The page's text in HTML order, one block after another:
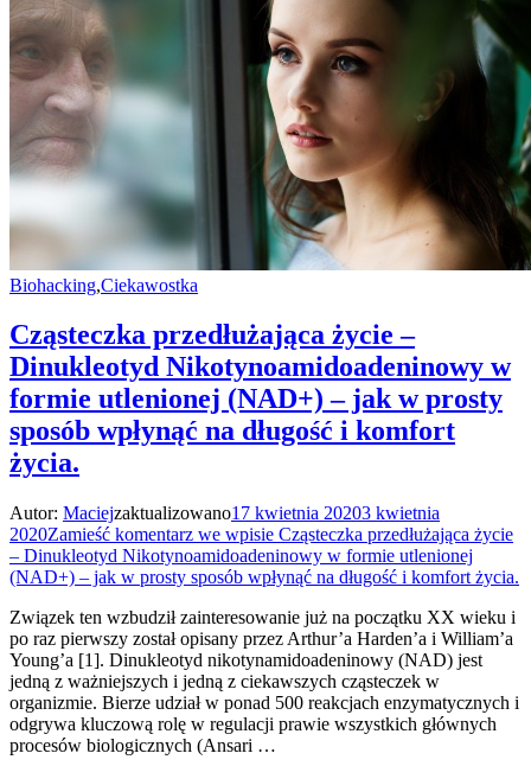
Biohacking,Ciekawostka
Cząsteczka przedłużająca życie –
Dinukleotyd Nikotynoamidoadeninowy w
formie utlenionej (NAD+) – jak w prosty
sposób wpłynąć na długość i komfort
życia.
Autor: Maciejzaktualizowano17 kwietnia 20203 kwietnia
2020Zamieść komentarz we wpisie Cząsteczka przedłużająca życie
– Dinukleotyd Nikotynoamidoadeninowy w formie utlenionej
(NAD+) – jak w prosty sposób wpłynąć na długość i komfort życia.
Związek ten wzbudził zainteresowanie już na początku XX wieku i
po raz pierwszy został opisany przez Arthur’a Harden’a i William’a
Young’a [1]. Dinukleotyd nikotynamidoadeninowy (NAD) jest
jedną z ważniejszych i jedną z ciekawszych cząsteczek w
organizmie. Bierze udział w ponad 500 reakcjach enzymatycznych i
odgrywa kluczową rolę w regulacji prawie wszystkich głównych
procesów biologicznych (Ansari …